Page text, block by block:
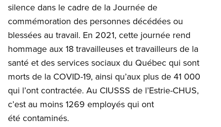
silence dans le cadre de la Journée de
commémoration des personnes décédées ou
blessées au travail. En 2021, cette journée rend
hommage aux 18 travailleuses et travailleurs de la
santé et des services sociaux du Québec qui sont
morts de la COVID-19, ainsi qu’aux plus de 41 000
qui l’ont contractée. Au CIUSSS de l’Estrie-CHUS,
c’est au moins 1269 employés qui ont
été contaminés.